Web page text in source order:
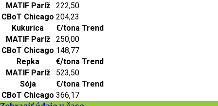
MATIF Paríž
222,50
CBoT Chicago 204,23
Kukurica
€/tona Trend
MATIF Paríž
250,00
CBoT Chicago 148,77
Repka
€/tona Trend
MATIF Paríž
523,50
Sója
€/tona Trend
CBoT Chicago 366,17